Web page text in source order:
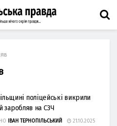
поліцейські викрили
заробляв на СЗЧ
ІВАН ТЕРНОПІЛЬСЬКИЙ 21.10.2025